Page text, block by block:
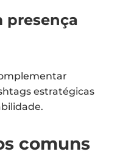
presença
estratégicas
comuns